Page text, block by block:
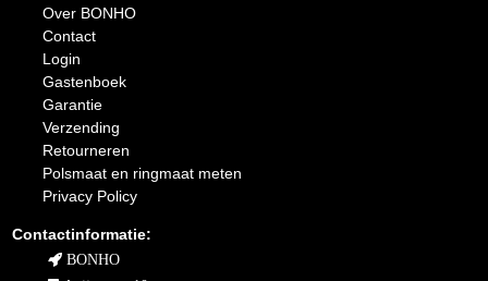
Over BONHO
Contact
Login
Gastenboek
Garantie
Verzending
Retourneren
Polsmaat en ringmaat meten
Privacy Policy
Contactinformatie:
BONHO